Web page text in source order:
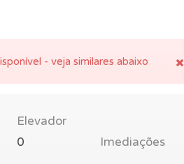
- veja similares abaixo
Elevador
0
Imediações